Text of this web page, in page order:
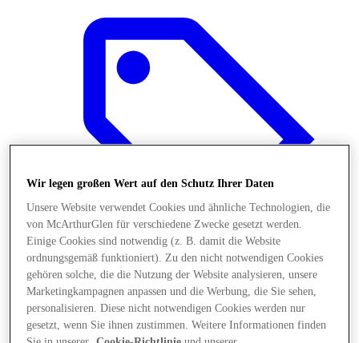
Angebote
Wir legen großen Wert auf den Schutz Ihrer Daten
Unsere Website verwendet Cookies und ähnliche Technologien, die
von McArthurGlen für verschiedene Zwecke gesetzt werden.
Einige Cookies sind notwendig (z. B. damit die Website
ordnungsgemäß funktioniert). Zu den nicht notwendigen Cookies
gehören solche, die die Nutzung der Website analysieren, unsere
Marketingkampagnen anpassen und die Werbung, die Sie sehen,
personalisieren. Diese nicht notwendigen Cookies werden nur
gesetzt, wenn Sie ihnen zustimmen. Weitere Informationen finden